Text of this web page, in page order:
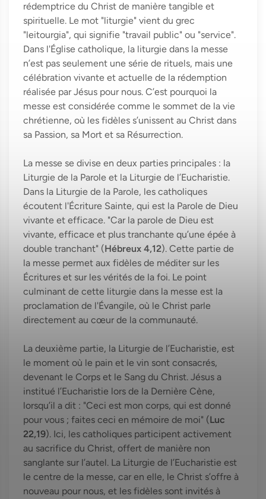
rédemptrice du Christ de manière tangible et
spirituelle. Le mot "liturgie" vient du grec
"leitourgia", qui signifie "travail public" ou "service".
Dans l'Église catholique, la liturgie dans la messe
n’est pas seulement une série de rituels, mais une
célébration vivante et actuelle de la rédemption
réalisée par Jésus pour nous. C’est pourquoi la
messe est considérée comme le sommet de la vie
chrétienne, où les fidèles s’unissent au Christ dans
sa Passion, sa Mort et sa Résurrection.
La messe se divise en deux parties principales : la
Liturgie de la Parole et la Liturgie de l’Eucharistie.
Dans la Liturgie de la Parole, les catholiques
écoutent l'Écriture Sainte, qui est la Parole de Dieu
vivante et efficace. "Car la parole de Dieu est
vivante, efficace et plus tranchante qu’une épée à
double tranchant" (Hébreux 4,12). Cette partie de
la messe permet aux fidèles de méditer sur les
Écritures et sur les vérités de la foi. Le point
culminant de cette liturgie dans la messe est la
proclamation de l'Évangile, où le Christ parle
directement au cœur de la communauté.
La deuxième partie, la Liturgie de l’Eucharistie, est
le moment où le pain et le vin sont consacrés,
devenant le Corps et le Sang du Christ. Jésus a
institué l’Eucharistie lors de la Dernière Cène,
lorsqu’il a dit : "Ceci est mon corps, qui est donné
pour vous ; faites ceci en mémoire de moi" (Luc
22,19). Ici, les catholiques participent activement
au sacrifice du Christ, offert de manière non
sanglante sur l’autel. La Liturgie de l’Eucharistie est
le centre de la messe, car en elle, le Christ s’offre à
nouveau pour nous, et les fidèles sont invités à